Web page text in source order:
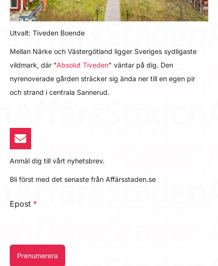
Utvalt: Tiveden Boende
Mellan Närke och Västergötland ligger Sveriges sydligaste
vildmark, där "Absolut Tiveden" väntar på dig. Den
nyrenoverade gården sträcker sig ända ner till en egen pir
och strand i centrala Sannerud.
Anmäl dig till vårt nyhetsbrev.
Bli först med det senaste från Affärsstaden.se
Epost *
Prenumerera